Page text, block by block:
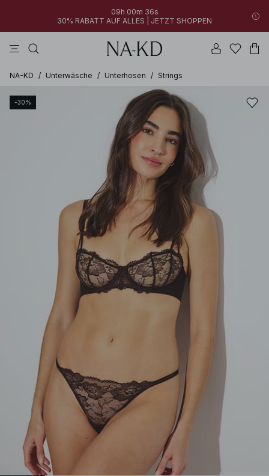
09h 00m 36s
30% RABATT AUF ALLES | JETZT SHOPPEN
NA-KD / Unterwäsche / Unterhosen / Strings
-30%